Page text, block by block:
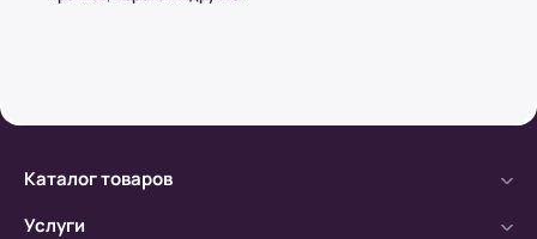
высылается онлайн-чек или выдается печатный
версии чека)
Каталог товаров
Услуги